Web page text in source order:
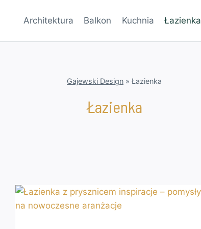
Architektura Balkon Kuchnia Łazienka
Gajewski Design » Łazienka
Łazienka